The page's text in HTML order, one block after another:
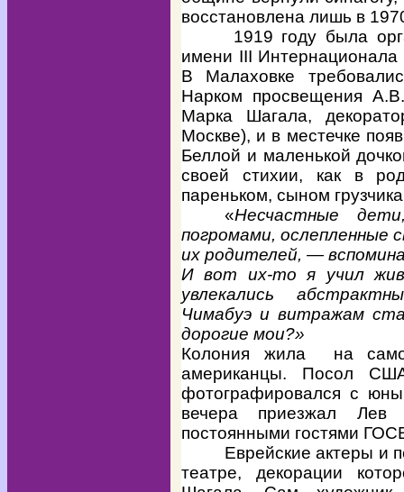
восстановлена лишь в
1919 году была
имени III Интернационала
В Малаховке
Нарком просвещения
Марка Шагала,
Москве), и в местечке
Беллой и маленькой
своей стихии, как в
пареньком, сыном
«Несчастные
погромами, ослепленные
их родителей, —
И вот их-то я учил
увлекались
Чимабуэ и витражам
дорогие мои?»
Колония жила на
американцы. Посол
фотографировался с
вечера приезжал Лев
постоянными гостями
Еврейские актеры и
театре, декорации